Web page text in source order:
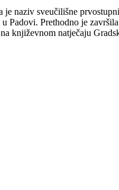
naziv sveučilišne
Padovi. Prethodno je
književnom natječaju